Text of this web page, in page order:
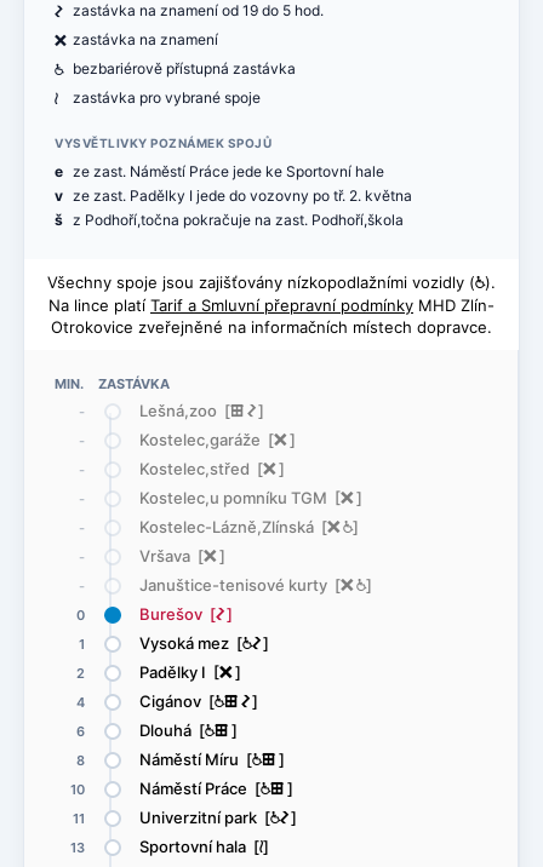
MIN. ZASTÁVKA
-
Lešná,zoo [æó]
- Kostelec,garáže [ë]
- Kostelec,střed [ë]
- Kostelec,u pomníku TGM [ë]
- Kostelec-Lázně,Zlínská [ë@]
- Vršava [ë]
- Januštice-tenisové kurty [ë@]
0 Burešov [ó]
1 Vysoká mez [@ó]
2 Padělky I [ë]
4 Cigánov [@æó]
6 Dlouhá [@æ]
8 Náměstí Míru [@æ]
10 Náměstí Práce [@æ]
11 Univerzitní park [@ó]
13 Sportovní hala [<]
ó zastávka na znamení od 19 do 5 hod.
ë zastávka na znamení
@ bezbariérově přístupná zastávka
< zastávka pro vybrané spoje
VYSVĚTLIVKY POZNÁMEK SPOJŮ
e ze zast. Náměstí Práce jede ke Sportovní hale
v ze zast. Padělky I jede do vozovny po tř. 2. května
š z Podhoří,točna pokračuje na zast. Podhoří,škola
Všechny spoje jsou zajišťovány nízkopodlažními vozidly (@).
Na lince platí Tarif a Smluvní přepravní podmínky MHD Zlín-
Otrokovice zveřejněné na informačních místech dopravce.